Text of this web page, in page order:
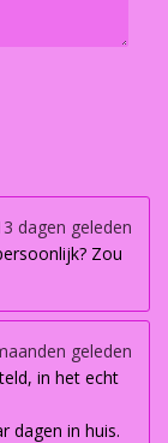
dagen geleden
Zou
geleden
in het echt
dagen in huis.